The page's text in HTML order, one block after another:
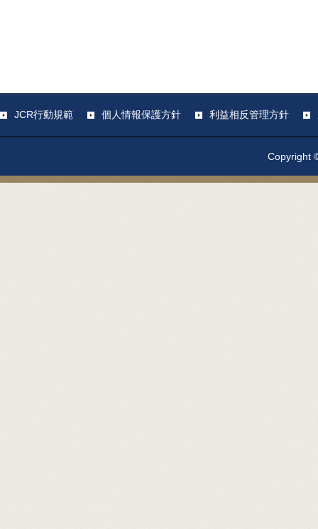
JCR行動規範 個人情報保護方針 利益相反管理方針
Copyright